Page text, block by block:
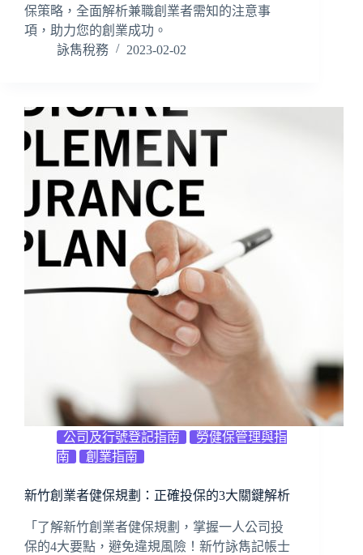
保策略，全面解析兼職創業者需知的注意事
項，助力您的創業成功。
詠雋稅務
2023-02-02
公司及行號登記指南
勞健保管理與指
南
創業指南
新竹創業者健保規劃：正確投保的3大關鍵解析
「了解新竹創業者健保規劃，掌握一人公司投
保的4大要點，避免違規風險！新竹詠雋記帳士